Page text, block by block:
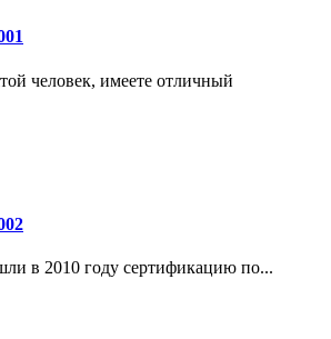
человек, имеете отличный
в 2010 году сертификацию по...